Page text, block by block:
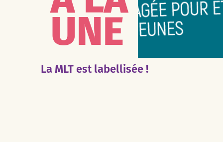
UNE
La MLT est labellisée !